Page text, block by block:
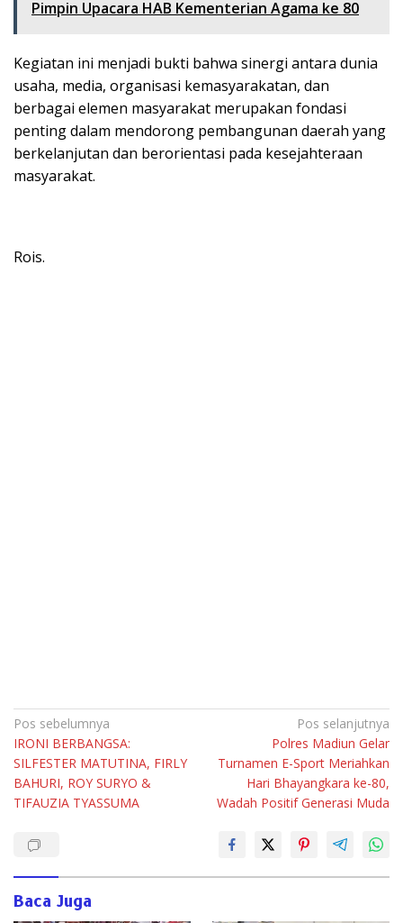
Pimpin Upacara HAB Kementerian Agama ke 80
Kegiatan ini menjadi bukti bahwa sinergi antara dunia
usaha, media, organisasi kemasyarakatan, dan
berbagai elemen masyarakat merupakan fondasi
penting dalam mendorong pembangunan daerah yang
berkelanjutan dan berorientasi pada kesejahteraan
masyarakat.
Rois.
Navigasi
pos
Pos sebelumnya
IRONI BERBANGSA:
SILFESTER MATUTINA, FIRLY
BAHURI, ROY SURYO &
TIFAUZIA TYASSUMA
Pos selanjutnya
Polres Madiun Gelar
Turnamen E-Sport Meriahkan
Hari Bhayangkara ke-80,
Wadah Positif Generasi Muda
Baca Juga